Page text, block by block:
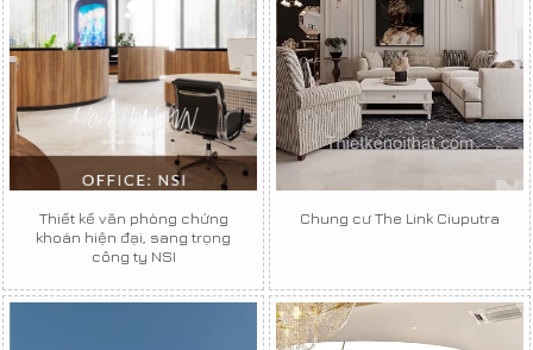
Thiết kế văn phòng chứng
khoán hiện đại, sang trọng
công ty NSI
Chung cư The Link Ciuputra